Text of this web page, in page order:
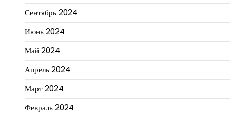
Сентябрь 2024
Июнь 2024
Май 2024
Апрель 2024
Март 2024
Февраль 2024